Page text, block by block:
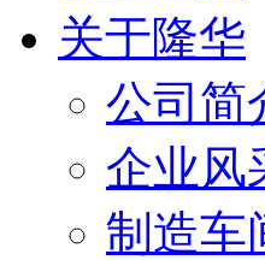
关于隆华
公司简
企业风
制造车